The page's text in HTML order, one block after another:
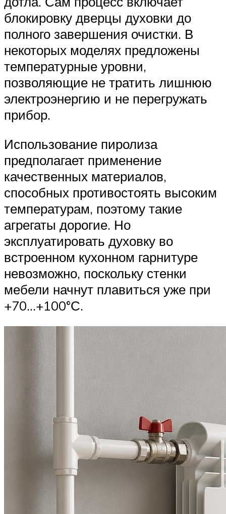
блокировку дверцы духовки до
полного завершения очистки. В
некоторых моделях предложены
температурные уровни,
позволяющие не тратить лишнюю
электроэнергию и не перегружать
прибор.
Использование пиролиза
предполагает применение
качественных материалов,
способных противостоять высоким
температурам, поэтому такие
агрегаты дорогие. Но
эксплуатировать духовку во
встроенном кухонном гарнитуре
невозможно, поскольку стенки
мебели начнут плавиться уже при
+70…+100°С.